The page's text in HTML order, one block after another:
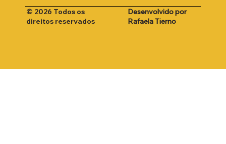
© 2026 Todos os
direitos reservados
Desenvolvido por
Rafaela Tierno